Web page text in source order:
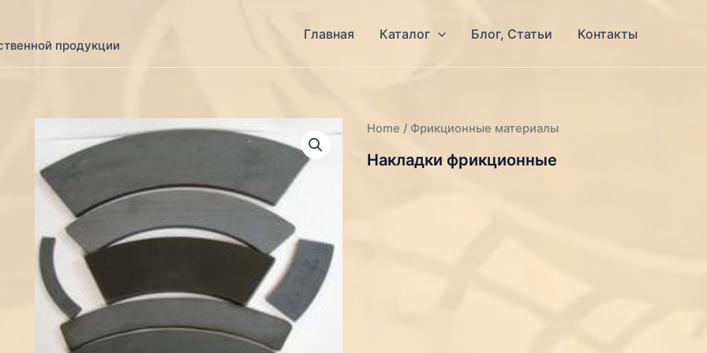
продукции
Главная Каталог Блог, Статьи Контакты
Home / Фрикционные материалы
Накладки фрикционные